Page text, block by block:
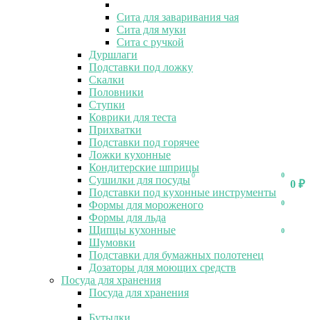
0
0 ₽
0
0
0
Сита для заваривания чая
Сита для муки
Сита с ручкой
Дуршлаги
Подставки под ложку
Скалки
Половники
Ступки
Коврики для теста
Прихватки
Подставки под горячее
Ложки кухонные
Кондитерские шприцы
Сушилки для посуды
Подставки под кухонные инструменты
Формы для мороженого
Формы для льда
Щипцы кухонные
Шумовки
Подставки для бумажных полотенец
Дозаторы для моющих средств
Посуда для хранения
Посуда для хранения
Бутылки